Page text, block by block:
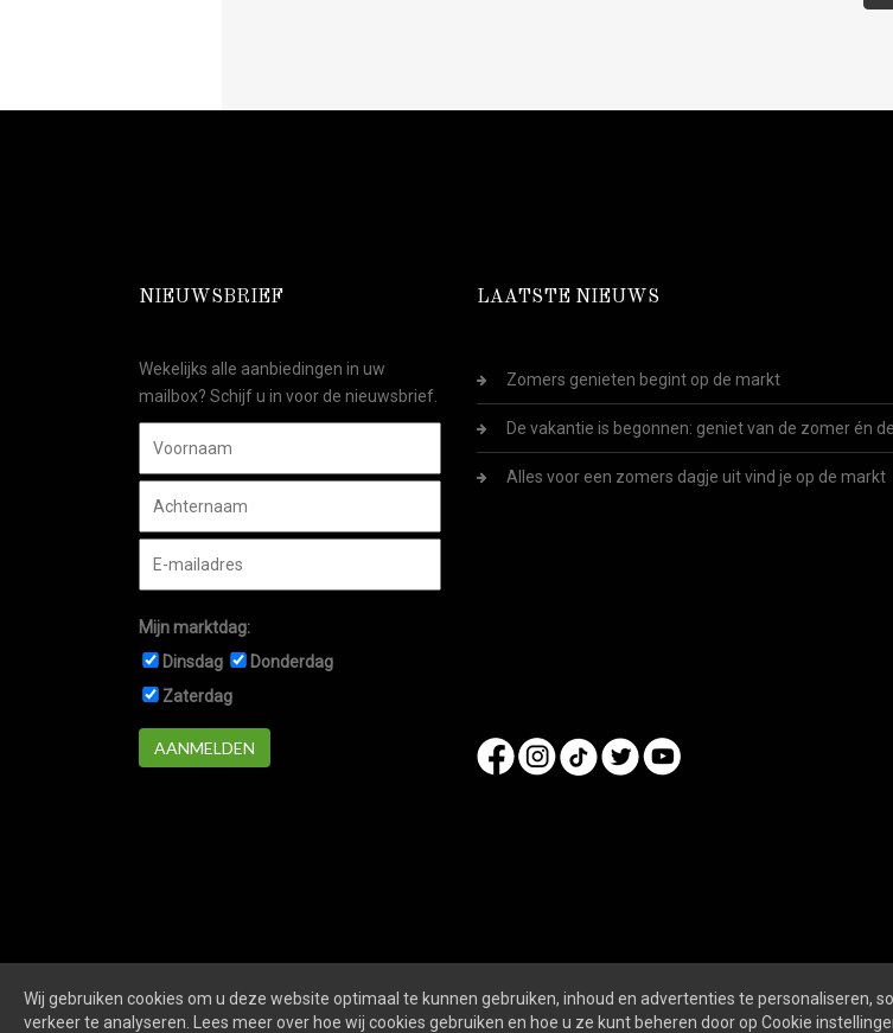
NIEUWSBRIEF
Wekelijks alle aanbiedingen in uw
mailbox? Schijf u in voor de nieuwsbrief.
Mijn marktdag:
Dinsdag
Donderdag
Zaterdag
AANMELDEN
LAATSTE NIEUWS
Zomers genieten begint op de markt
De vakantie is begonnen: geniet van de zomer én
Alles voor een zomers dagje uit vind je op de markt
Marktennieuwegein.nlis een website vanDe Markt Online ALGEMENE
Wij gebruiken cookies om u deze website optimaal te kunnen gebruiken, inhoud en advertenties te personaliseren,
verkeer te analyseren. Lees meer over hoe wij cookies gebruiken en hoe u ze kunt beheren door op Cookie